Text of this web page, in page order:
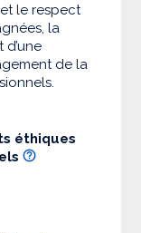
le respect
la
de la
éthiques